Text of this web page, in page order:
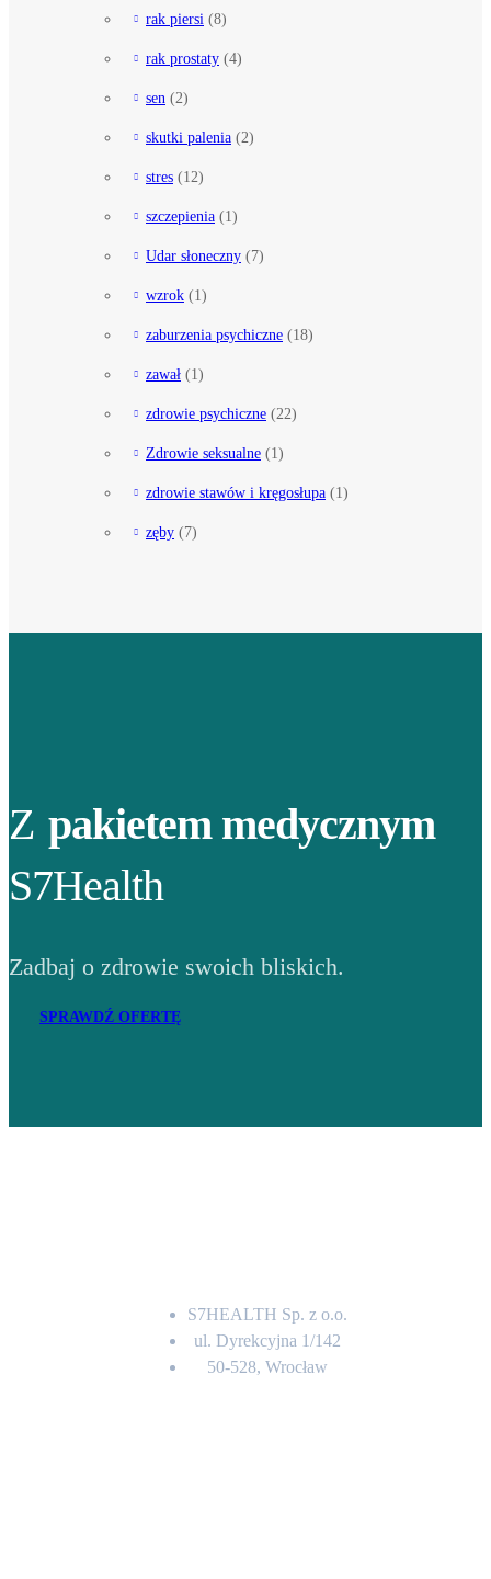
rak piersi (8)
rak prostaty (4)
sen (2)
skutki palenia (2)
stres (12)
szczepienia (1)
Udar słoneczny (7)
wzrok (1)
zaburzenia psychiczne (18)
zawał (1)
zdrowie psychiczne (22)
Zdrowie seksualne (1)
zdrowie stawów i kręgosłupa (1)
zęby (7)
Z pakietem medycznym
S7Health
Zadbaj o zdrowie swoich bliskich.
SPRAWDŹ OFERTĘ
S7HEALTH Sp. z o.o.
ul. Dyrekcyjna 1/142
50-528, Wrocław